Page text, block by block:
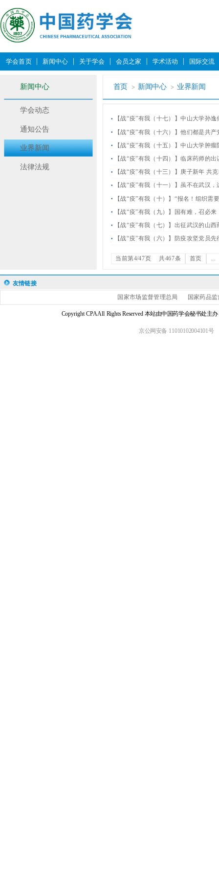
学会首页 新闻中心 关于学会 会员之家 学术活动 国际交流
新闻中心
学会动态
通知公告
业界新闻
法律法规
首页 新闻中心 业界新闻
【战“疫”有我（十七）】中山大学孙
【战“疫”有我（十六）】他们都是共产
【战“疫”有我（十五）】中山大学肿
【战“疫”有我（十四）】临床药师的
【战“疫”有我（十三）】庚子新年 共
【战“疫”有我（十一）】虽不在武汉
【战“疫”有我（十）】“报名！组织
【战“疫”有我（七）】出征武汉的山
【战“疫”有我（六）】防疫攻坚党员
共467条
当前第4/47页 首页 ...
友情链接
国家市场监督管理总局 国家药品
Copyright CPA All Rights Reserved 本站由中国药学会秘书处主
京公网安备 11010102004101号